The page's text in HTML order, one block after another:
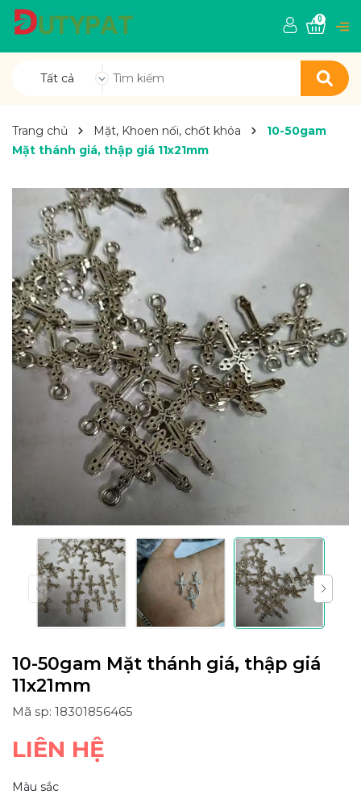
Tất cả
0
Trang chủ Mặt, Khoen nối, chốt khóa
10-50gam
Mặt thánh giá, thập giá 11x21mm
10-50gam Mặt thánh giá, thập giá
11x21mm
Mã sp: 18301856465
LIÊN HỆ
Màu sắc